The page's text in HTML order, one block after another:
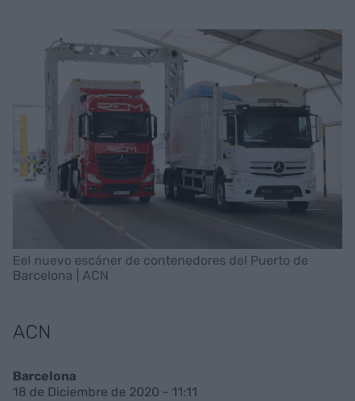
Eel nuevo escáner de contenedores del Puerto de
Barcelona | ACN
ACN
Barcelona
18 de Diciembre de 2020 - 11:11